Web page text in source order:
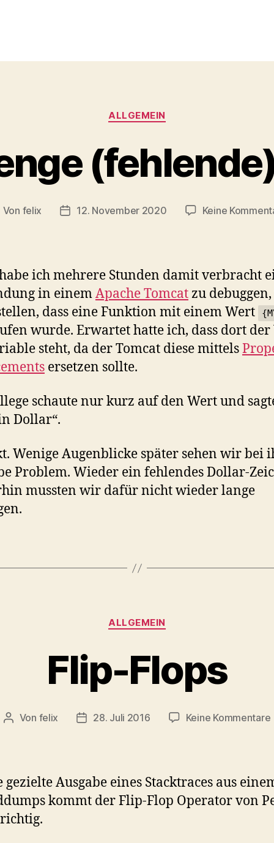
Kategorien
ALLGEMEIN
Von felix Veröffentlichungsdatum
12. November 2020 Keine
ich mehrere Stunden damit verbracht
in einemApache Tomcatzu
dass eine Funktion mit einem Wert
wurde. Erwartet hatte ich, dass dort der
steht, da der Tomcat diese mittels
ersetzen sollte.
schaute nur kurz auf den Wert und
Dollar“.
Wenige Augenblicke später sehen wir bei
Problem. Wieder ein fehlendes Dollar-
mussten wir dafür nicht wieder lange
Kategorien
ALLGEMEIN
Flip-Flops
Beitragsautor
Von felix Veröffentlichungsdatum
28. Juli 2016 Keine Kommentarezu
gezielte Ausgabe eines Stacktraces aus
kommt der Flip-Flop Operator von